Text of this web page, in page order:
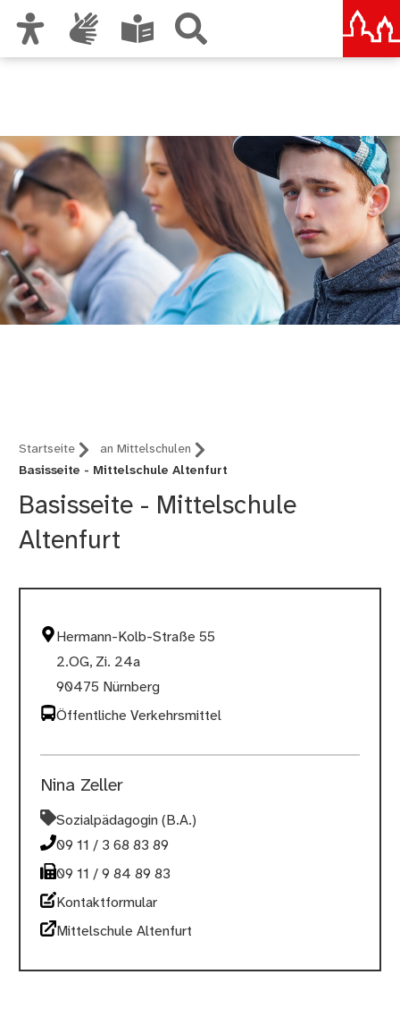
Startseite
an Mittelschulen
Basisseite - Mittelschule Altenfurt
Basisseite - Mittelschule
Altenfurt
Hermann-Kolb-Straße 55
2.OG, Zi. 24a
90475 Nürnberg
Öffentliche Verkehrsmittel
Nina Zeller
Sozialpädagogin (B.A.)
09 11 / 3 68 83 89
09 11 / 9 84 89 83
Kontaktformular
Mittelschule Altenfurt